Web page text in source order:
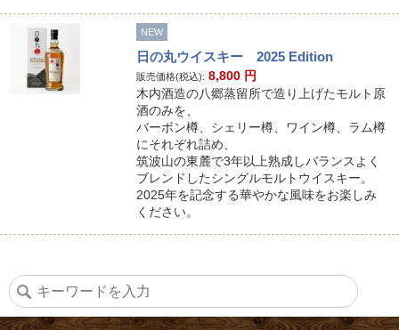
NEW
日の丸ウイスキー 2025 Edition
販売価格(税込): 8,800 円
木内酒造の八郷蒸留所で造り上げたモルト原
酒のみを、
バーボン樽、シェリー樽、ワイン樽、ラム樽
にそれぞれ詰め、
筑波山の東麓で3年以上熟成しバランスよく
ブレンドしたシングルモルトウイスキー。
2025年を記念する華やかな風味をお楽しみ
ください。